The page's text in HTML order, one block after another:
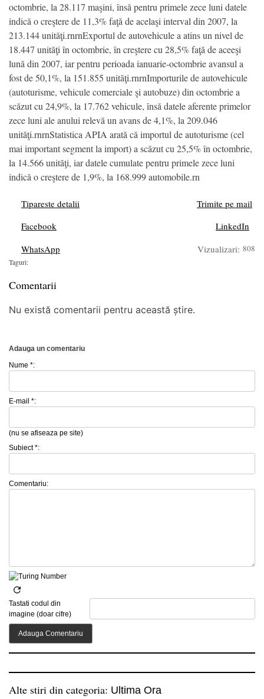
octombrie, la 28.117 maşini, însă pentru primele zece luni datele
indică o creştere de 11,3% faţă de acelaşi interval din 2007, la
213.144 unităţi.rnrnExportul de autovehicule a atins un nivel de
18.447 unităţi în octombrie, în creştere cu 28,5% faţă de aceeşi
lună din 2007, iar pentru perioada ianuarie-octombrie avansul a
fost de 50,1%, la 151.855 unităţi.rnrnImporturile de autovehicule
(autoturisme, vehicule comerciale şi autobuze) din octombrie a
scăzut cu 24,9%, la 17.762 vehicule, însă datele aferente primelor
zece luni ale anului relevă un avans de 4,1%, la 209.046
unităţi.rnrnStatistica APIA arată că importul de autoturisme (cel
mai important segment la import) a scăzut cu 25,5% în octombrie,
la 14.566 unităţi, iar datele cumulate pentru primele zece luni
indică o creştere de 1,9%, la 168.999 automobile.rn
Tipareste detalii
Trimite pe mail
Facebook
LinkedIn
WhatsApp
Vizualizari: 808
Taguri:
Comentarii
Nu există comentarii pentru această știre.
Adauga un comentariu
Nume *:
E-mail *:
(nu se afiseaza pe site)
Subiect *:
Comentariu:
Tastati codul din
imagine (doar cifre)
Alte stiri din categoria: Ultima Ora